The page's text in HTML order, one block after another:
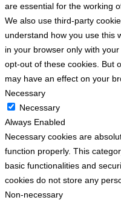
are essential for the working
We also use third-party
understand how you use this
in your browser only with
opt-out of these cookies. But
may have an effect on your
Necessary
Necessary
Always Enabled
Necessary cookies are
function properly. This
basic functionalities and
cookies do not store any
Non-necessary